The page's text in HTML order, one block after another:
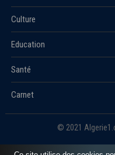
Culture
Education
Santé
Carnet
© 2021